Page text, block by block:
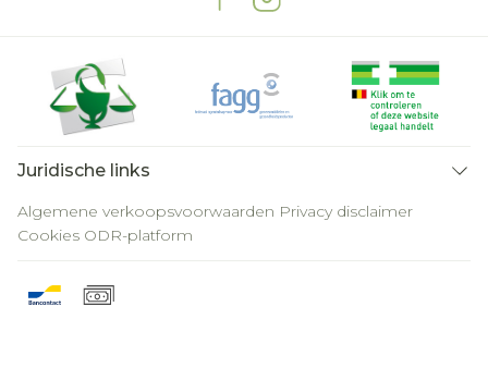
Juridische links
Algemene verkoopsvoorwaarden Privacy disclaimer
Cookies ODR-platform